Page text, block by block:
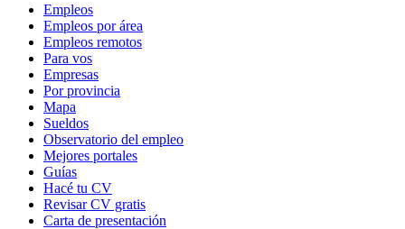
Empleos
Empleos por área
Empleos remotos
Para vos
Empresas
Por provincia
Mapa
Sueldos
Observatorio del empleo
Mejores portales
Guías
Hacé tu CV
Revisar CV gratis
Carta de presentación